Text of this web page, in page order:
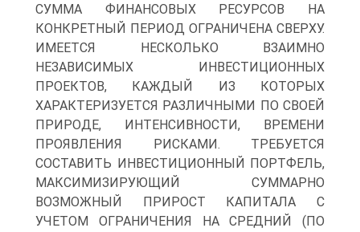
СУММА ФИНАНСОВЫХ РЕСУРСОВ НА
КОНКРЕТНЫЙ ПЕРИОД ОГРАНИЧЕНА СВЕРХУ.
ИМЕЕТСЯ НЕСКОЛЬКО ВЗАИМНО
НЕЗАВИСИМЫХ ИНВЕСТИЦИОННЫХ
ПРОЕКТОВ, КАЖДЫЙ ИЗ КОТОРЫХ
ХАРАКТЕРИЗУЕТСЯ РАЗЛИЧНЫМИ ПО СВОЕЙ
ПРИРОДЕ, ИНТЕНСИВНОСТИ, ВРЕМЕНИ
ПРОЯВЛЕНИЯ РИСКАМИ. ТРЕБУЕТСЯ
СОСТАВИТЬ ИНВЕСТИЦИОННЫЙ ПОРТФЕЛЬ,
МАКСИМИЗИРУЮЩИЙ СУММАРНО
ВОЗМОЖНЫЙ ПРИРОСТ КАПИТАЛА С
УЧЕТОМ ОГРАНИЧЕНИЯ НА СРЕДНИЙ (ПО